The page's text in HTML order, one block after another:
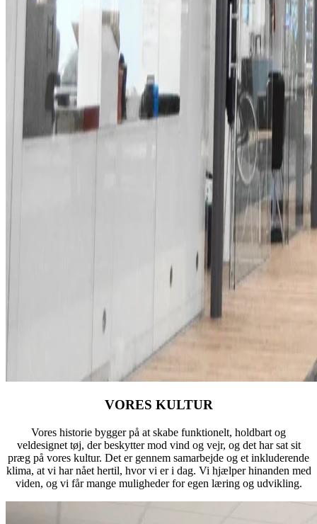
VORES KULTUR
Vores historie bygger på at skabe funktionelt, holdbart og
veldesignet tøj, der beskytter mod vind og vejr, og det har sat sit
præg på vores kultur. Det er gennem samarbejde og et inkluderende
klima, at vi har nået hertil, hvor vi er i dag. Vi hjælper hinanden med
viden, og vi får mange muligheder for egen læring og udvikling.